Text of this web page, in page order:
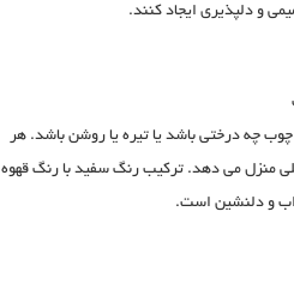
و دلپذیری ایجاد کنند.
چه درختی باشد یا تیره یا روشن باشد. هر
منزل می دهد. ترکیب رنگ سفید با رنگ قهوه
و دلنشین است.